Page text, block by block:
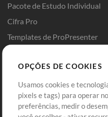
Pacote de Estudo Individual
Cifra Pro
Templates de ProPresenter
Comprar Créditos
Conteúdo Grátis
OPÇÕES DE COOKIES
Usamos cookies e
pixels e tags) para operar
preferências, medir o